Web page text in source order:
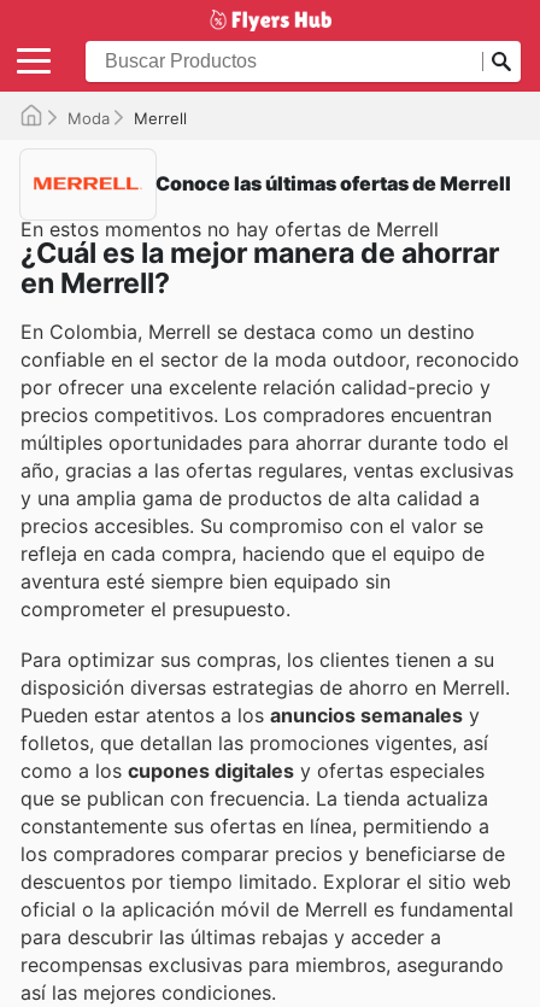
Moda Merrell
Conoce las últimas ofertas de Merrell
En estos momentos no hay ofertas de Merrell
¿Cuál es la mejor manera de ahorrar
en Merrell?
En Colombia, Merrell se destaca como un destino
confiable en el sector de la moda outdoor, reconocido
por ofrecer una excelente relación calidad-precio y
precios competitivos. Los compradores encuentran
múltiples oportunidades para ahorrar durante todo el
año, gracias a las ofertas regulares, ventas exclusivas
y una amplia gama de productos de alta calidad a
precios accesibles. Su compromiso con el valor se
refleja en cada compra, haciendo que el equipo de
aventura esté siempre bien equipado sin
comprometer el presupuesto.
Para optimizar sus compras, los clientes tienen a su
disposición diversas estrategias de ahorro en Merrell.
Pueden estar atentos a los anuncios semanales y
folletos, que detallan las promociones vigentes, así
como a los cupones digitales y ofertas especiales
que se publican con frecuencia. La tienda actualiza
constantemente sus ofertas en línea, permitiendo a
los compradores comparar precios y beneficiarse de
descuentos por tiempo limitado. Explorar el sitio web
oficial o la aplicación móvil de Merrell es fundamental
para descubrir las últimas rebajas y acceder a
recompensas exclusivas para miembros, asegurando
así las mejores condiciones.